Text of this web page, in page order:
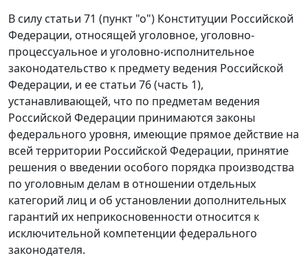
В силу статьи 71 (пункт "о") Конституции Российской
Федерации, относящей уголовное, уголовно-
процессуальное и уголовно-исполнительное
законодательство к предмету ведения Российской
Федерации, и ее статьи 76 (часть 1),
устанавливающей, что по предметам ведения
Российской Федерации принимаются законы
федерального уровня, имеющие прямое действие на
всей территории Российской Федерации, принятие
решения о введении особого порядка производства
по уголовным делам в отношении отдельных
категорий лиц и об установлении дополнительных
гарантий их неприкосновенности относится к
исключительной компетенции федерального
законодателя.